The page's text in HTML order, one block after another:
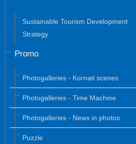
Sustainable Tourism Development
Strategy
Promo
Photogalleries - Kornati scenes
Photogalleries - Time Machine
Photogalleries - News in photos
Puzzle